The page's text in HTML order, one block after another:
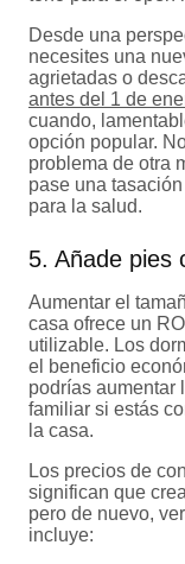
Desde una
necesites una
agrietadas o
antes del 1 de
cuando,
opción popular.
problema de otra
pase una
para la salud.
5. Añade pies
Aumentar el
casa ofrece un
utilizable. Los
el beneficio
podrías aumentar
familiar si estás
la casa.
Los precios de
significan que
pero de nuevo,
incluye: